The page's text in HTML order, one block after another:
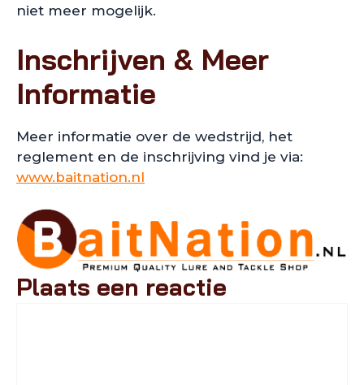
niet meer mogelijk.
Inschrijven & Meer
Informatie
Meer informatie over de wedstrijd, het
reglement en de inschrijving vind je via:
www.baitnation.nl
Plaats een reactie